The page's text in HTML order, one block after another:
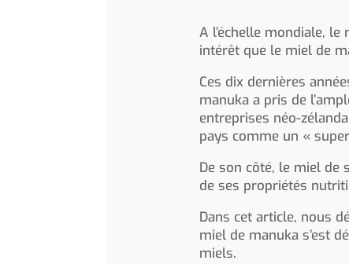
A l’échelle mondiale,
intérêt que le miel de
Ces dix dernières
manuka a pris de
entreprises néo-
pays comme un «
De son côté, le miel de
de ses propriétés
Dans cet article, nous
miel de manuka s’est
miels.